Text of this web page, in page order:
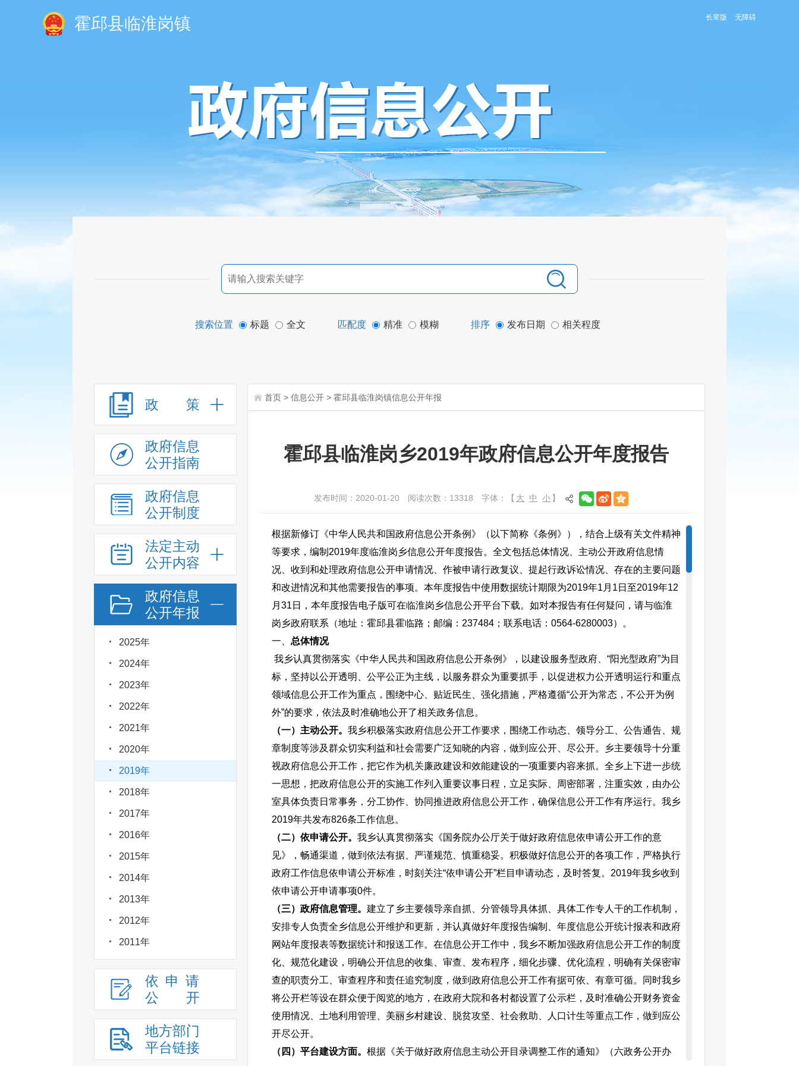
霍邱县临淮岗镇 长辈版 无障碍
搜索位置 标题 全文 匹配度 精准 模糊 排序 发布日期 相关程度
政 策
政府信息
公开指南
政府信息
公开制度
法定主动
公开内容
政府信息
公开年报
2025年
2024年
2023年
2022年
2021年
2020年
2019年
2018年
2017年
2016年
2015年
2014年
2013年
2012年
2011年
依申请
公
开
地方部门
平台链接
首页 > 信息公开 > 霍邱县临淮岗镇信息公开年报
霍邱县临淮岗乡2019年政府信息公开年度报告
发布时间：2020-01-20 阅读次数： 13318 字体：【 大 中 小 】
根据新修订《中华人民共和国政府信息公开条例》（以下简称《条例》），结合上级有关文件精神
等要求，编制2019年度临淮岗乡信息公开年度报告。全文包括总体情况、主动公开政府信息情
况、收到和处理政府信息公开申请情况、作被申请行政复议、提起行政诉讼情况、存在的主要问题
和改进情况和其他需要报告的事项。本年度报告中使用数据统计期限为2019年1月1日至2019年12
月31日，本年度报告电子版可在临淮岗乡信息公开平台下载。如对本报告有任何疑问，请与临淮
岗乡政府联系（地址：霍邱县霍临路；邮编：237484；联系电话：0564-6280003）。
一、 总体情况
我乡认真贯彻落实《中华人民共和国政府信息公开条例》，以建设服务型政府、“阳光型政府”为目
标，坚持以公开透明、公平公正为主线，以服务群众为重要抓手，以促进权力公开透明运行和重点
领域信息公开工作为重点，围绕中心、贴近民生、强化措施，严格遵循“公开为常态，不公开为例
外”的要求，依法及时准确地公开了相关政务信息。
（一）主动公开。 我乡积极落实政府信息公开工作要求，围绕工作动态、领导分工、公告通告、规
章制度等涉及群众切实利益和社会需要广泛知晓的内容，做到应公开、尽公开。乡主要领导十分重
视政府信息公开工作，把它作为机关廉政建设和效能建设的一项重要内容来抓。全乡上下进一步统
一思想，把政府信息公开的实施工作列入重要议事日程，立足实际、周密部署，注重实效，由办公
室具体负责日常事务，分工协作、协同推进政府信息公开工作，确保信息公开工作有序运行。我乡
2019年共发布826条工作信息。
（二）依申请公开。 我乡认真贯彻落实《国务院办公厅关于做好政府信息依申请公开工作的意
见》，畅通渠道，做到依法有据、严谨规范、慎重稳妥。积极做好信息公开的各项工作，严格执行
政府工作信息依申请公开标准，时刻关注“依申请公开”栏目申请动态，及时答复。2019年我乡收到
依申请公开申请事项0件。
（三）政府信息管理。 建立了乡主要领导亲自抓、分管领导具体抓、具体工作专人干的工作机制，
安排专人负责全乡信息公开维护和更新，并认真做好年度报告编制、年度信息公开统计报表和政府
网站年度报表等数据统计和报送工作。在信息公开工作中，我乡不断加强政府信息公开工作的制度
化、规范化建设，明确公开信息的收集、审查、发布程序，细化步骤、优化流程，明确有关保密审
查的职责分工、审查程序和责任追究制度，做到政府信息公开工作有据可依、有章可循。同时我乡
将公开栏等设在群众便于阅览的地方，在政府大院和各村都设置了公示栏，及时准确公开财务资金
使用情况、土地利用管理、美丽乡村建设、脱贫攻坚、社会救助、人口计生等重点工作，做到应公
开尽公开。
（四）平台建设方面。 根据《关于做好政府信息主动公开目录调整工作的通知》（六政务公开办